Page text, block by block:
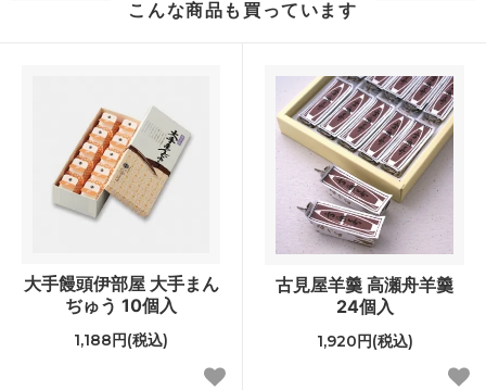
こんな商品も買っています
大手饅頭伊部屋 大手まん
ぢゅう 10個入
1,188円(税込)
古見屋羊羹 高瀬舟羊羹
24個入
1,920円(税込)